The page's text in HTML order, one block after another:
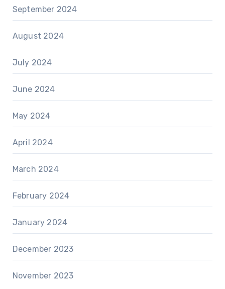
September 2024
August 2024
July 2024
June 2024
May 2024
April 2024
March 2024
February 2024
January 2024
December 2023
November 2023